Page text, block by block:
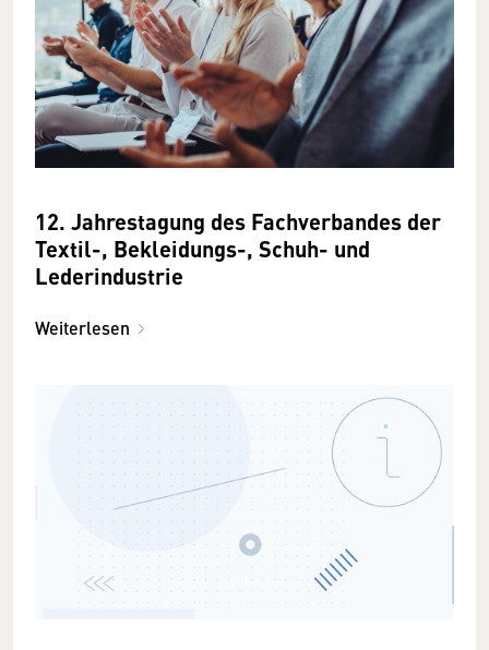
12. Jahrestagung des Fachverbandes der
Textil-, Bekleidungs-, Schuh- und
Lederindustrie
Weiterlesen